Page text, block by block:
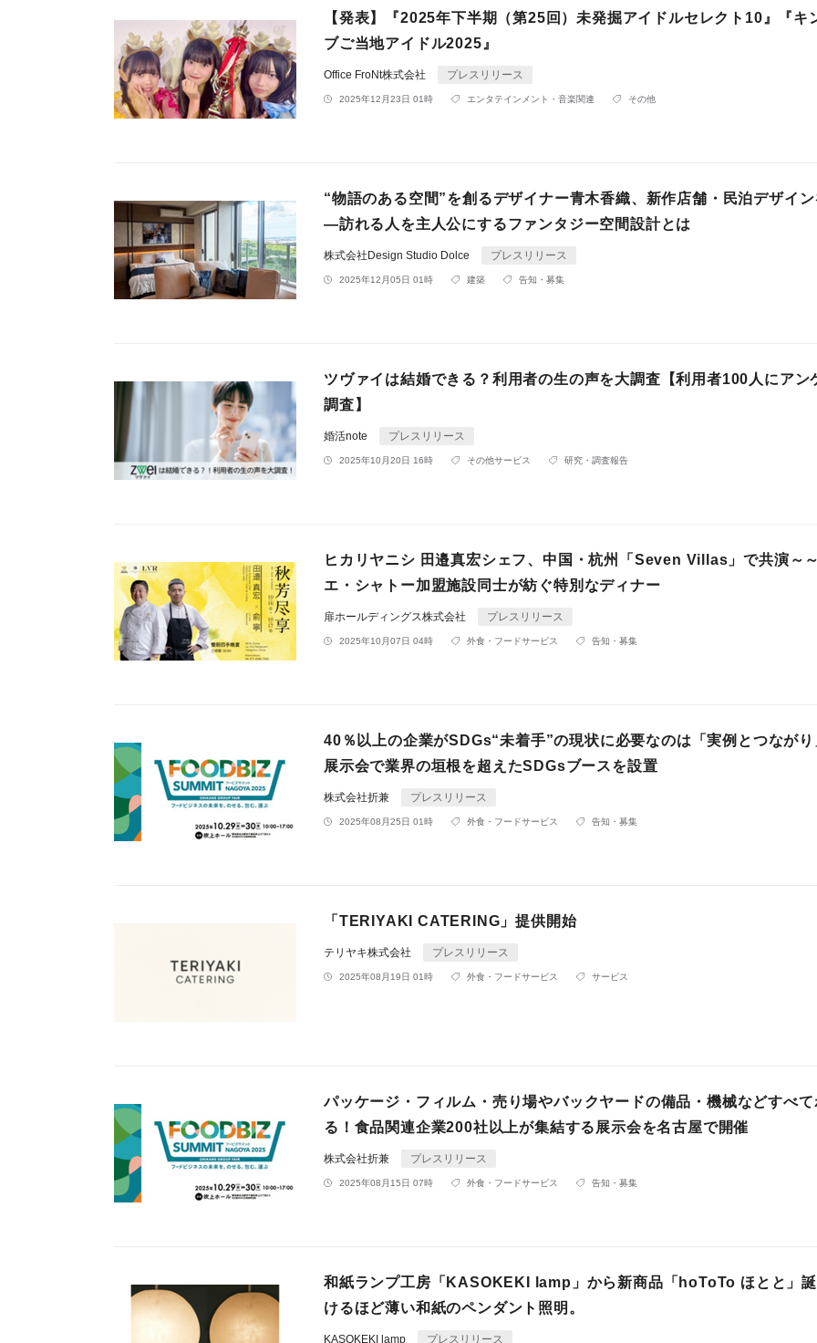
【発表】『2025年下半期（第25回）未発掘アイドルセレクト10』『キ
ブご当地アイドル2025』
Office FroNt株式会社 プレスリリース
2025年12月23日 01時 エンタテインメント・音楽関連 その他
“物語のある空間”を創るデザイナー青木香織、新作店舗・民泊デザイ
—訪れる人を主人公にするファンタジー空間設計とは
株式会社Design Studio Dolce プレスリリース
2025年12月05日 01時 建築 告知・募集
ツヴァイは結婚できる？利用者の生の声を大調査【利用者100人にアン
調査】
婚活note プレスリリース
2025年10月20日 16時 その他サービス 研究・調査報告
ヒカリヤニシ 田邉真宏シェフ、中国・杭州「Seven Villas」で共演～
エ・シャトー加盟施設同士が紡ぐ特別なディナー
扉ホールディングス株式会社 プレスリリース
2025年10月07日 04時 外食・フードサービス 告知・募集
40％以上の企業がSDGs“未着手”の現状に必要なのは「実例とつなが
展示会で業界の垣根を超えたSDGsブースを設置
株式会社折兼 プレスリリース
2025年08月25日 01時 外食・フードサービス 告知・募集
「TERIYAKI CATERING」提供開始
テリヤキ株式会社 プレスリリース
2025年08月19日 01時 外食・フードサービス サービス
パッケージ・フィルム・売り場やバックヤードの備品・機械などすべて
る！食品関連企業200社以上が集結する展示会を名古屋で開催
株式会社折兼 プレスリリース
2025年08月15日 07時 外食・フードサービス 告知・募集
和紙ランプ工房「KASOKEKI lamp」から新商品「hoToTo ほとと」
けるほど薄い和紙のペンダント照明。
KASOKEKI lamp プレスリリース